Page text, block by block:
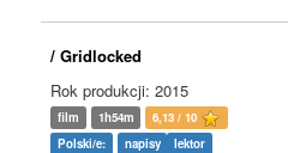
/ Gridlocked
Rok produkcji: 2015
film 1h54m
6,13 / 10
Polski/e:
napisy lektor